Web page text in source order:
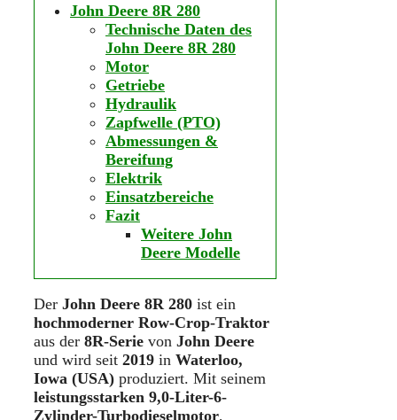
John Deere 8R 280
Technische Daten des
John Deere 8R 280
Motor
Getriebe
Hydraulik
Zapfwelle (PTO)
Abmessungen &
Bereifung
Elektrik
Einsatzbereiche
Fazit
Weitere John
Deere Modelle
Der John Deere 8R 280 ist ein
hochmoderner Row-Crop-Traktor
aus der 8R-Serie von John Deere
und wird seit 2019 in Waterloo,
Iowa (USA) produziert. Mit seinem
leistungsstarken 9,0-Liter-6-
Zylinder-Turbodieselmotor,